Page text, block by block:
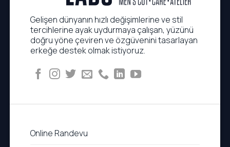
Gelişen dünyanın hızlı değişimlerine ve stil
tercihlerine ayak uydurmaya çalışan, yüzünü
doğru yöne çeviren ve özgüvenini tasarlayan
erkeğe destek olmak istiyoruz.
Online Randevu